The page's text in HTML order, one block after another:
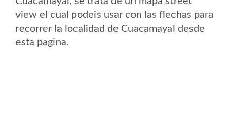
view el cual podeis usar con las flechas para
recorrer la localidad de Cuacamayal desde
esta pagina.